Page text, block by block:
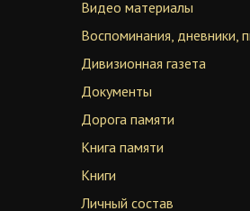
Видео материалы
Воспоминания, дневники,
Дивизионная газета
Документы
Дорога памяти
Книга памяти
Книги
Личный состав